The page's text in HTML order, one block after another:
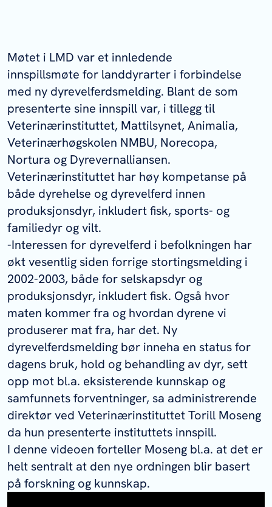
Møtet i LMD var et innledende
innspillsmøte for landdyrarter i forbindelse
med ny dyrevelferdsmelding. Blant de som
presenterte sine innspill var, i tillegg til
Veterinærinstituttet, Mattilsynet, Animalia,
Veterinærhøgskolen NMBU, Norecopa,
Nortura og Dyrevernalliansen.
Veterinærinstituttet har høy kompetanse på
både dyrehelse og dyrevelferd innen
produksjonsdyr, inkludert fisk, sports- og
familiedyr og vilt.
-Interessen for dyrevelferd i befolkningen har
økt vesentlig siden forrige stortingsmelding i
2002-2003, både for selskapsdyr og
produksjonsdyr, inkludert fisk. Også hvor
maten kommer fra og hvordan dyrene vi
produserer mat fra, har det. Ny
dyrevelferdsmelding bør inneha en status for
dagens bruk, hold og behandling av dyr, sett
opp mot bl.a. eksisterende kunnskap og
samfunnets forventninger, sa administrerende
direktør ved Veterinærinstituttet Torill Moseng
da hun presenterte instituttets innspill.
I denne videoen forteller Moseng bl.a. at det er
helt sentralt at den nye ordningen blir basert
på forskning og kunnskap.